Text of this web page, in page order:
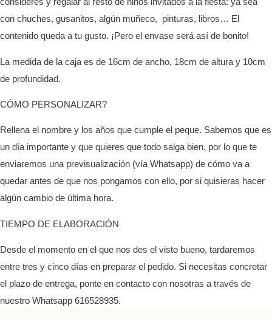
con chuches, gusanitos, algún muñeco, pinturas, libros… El
contenido queda a tu gusto. ¡Pero el envase será así de bonito!
La medida de la caja es de 16cm de ancho, 18cm de altura y 10cm
de profundidad.
CÓMO PERSONALIZAR?
Rellena el nombre y los años que cumple el peque. Sabemos que es
un día importante y que quieres que todo salga bien, por lo que te
enviaremos una previsualización (vía Whatsapp) de cómo va a
quedar antes de que nos pongamos con ello, por si quisieras hacer
algún cambio de última hora.
TIEMPO DE ELABORACIÓN
Desde el momento en el que nos des el visto bueno, tardaremos
entre tres y cinco días en preparar el pedido. Si necesitas concretar
el plazo de entrega, ponte en contacto con nosotras a través de
nuestro Whatsapp 616528935.